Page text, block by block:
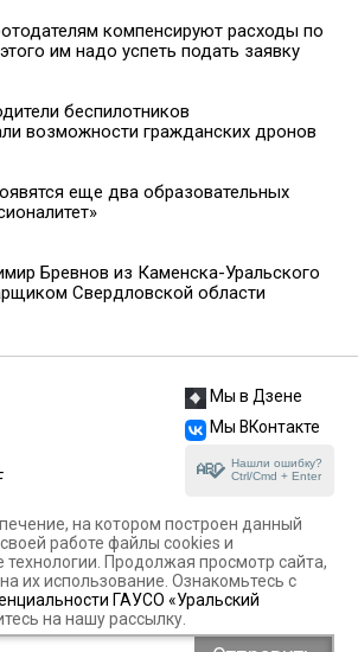
компенсируют расходы по
им надо успеть подать заявку
беспилотников
возможности гражданских дронов
еще два образовательных
Бревнов из Каменска-Уральского
Свердловской области
Мы в Дзене
Мы ВКонтакте
Нашли ошибку?
Ctrl/Cmd + Enter
на котором построен данный
работе файлы cookies и
Продолжая просмотр сайта,
их использование. Ознакомьтесь с
ГАУСО «Уральский
на нашу рассылку.